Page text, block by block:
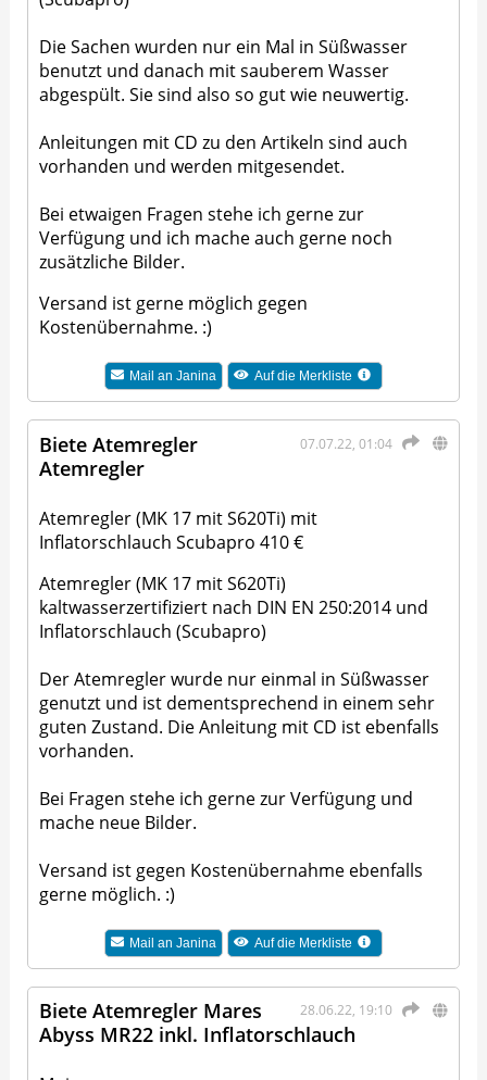
Die Sachen wurden nur ein Mal in Süßwasser
benutzt und danach mit sauberem Wasser
abgespült. Sie sind also so gut wie neuwertig.
Anleitungen mit CD zu den Artikeln sind auch
vorhanden und werden mitgesendet.
Bei etwaigen Fragen stehe ich gerne zur
Verfügung und ich mache auch gerne noch
zusätzliche Bilder.
Versand ist gerne möglich gegen
Kostenübernahme. :)
Mail an Janina Auf die Merkliste
07.07.22, 01:04
Biete Atemregler
Atemregler
Atemregler (MK 17 mit S620Ti) mit
Inflatorschlauch Scubapro 410 €
Atemregler (MK 17 mit S620Ti)
kaltwasserzertifiziert nach DIN EN 250:2014 und
Inflatorschlauch (Scubapro)
Der Atemregler wurde nur einmal in Süßwasser
genutzt und ist dementsprechend in einem sehr
guten Zustand. Die Anleitung mit CD ist ebenfalls
vorhanden.
Bei Fragen stehe ich gerne zur Verfügung und
mache neue Bilder.
Versand ist gegen Kostenübernahme ebenfalls
gerne möglich. :)
Mail an Janina Auf die Merkliste
28.06.22, 19:10
Biete Atemregler Mares
Abyss MR22 inkl. Inflatorschlauch